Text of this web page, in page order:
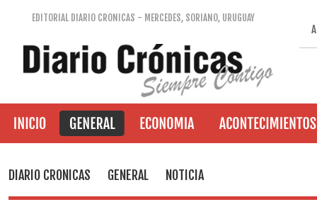
EDITORIAL DIARIO CRONICAS - MERCEDES, SORIANO, URUGUAY
DIARIO CRONICAS GENERAL NOTICIA